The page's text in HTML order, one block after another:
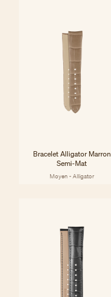
Bracelet Alligator Marron
Semi-Mat
Moyen - Alligator